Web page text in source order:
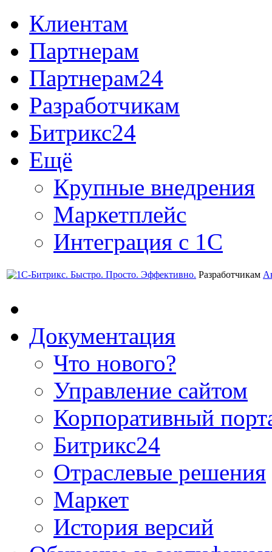
Клиентам
Партнерам
Партнерам24
Разработчикам
Битрикс24
Ещё
Крупные внедрения
Маркетплейс
Интеграция с 1С
Разработчикам
Документация
Что нового?
Управление сайтом
Корпоративный
Битрикс24
Отраслевые решения
Маркет
История версий